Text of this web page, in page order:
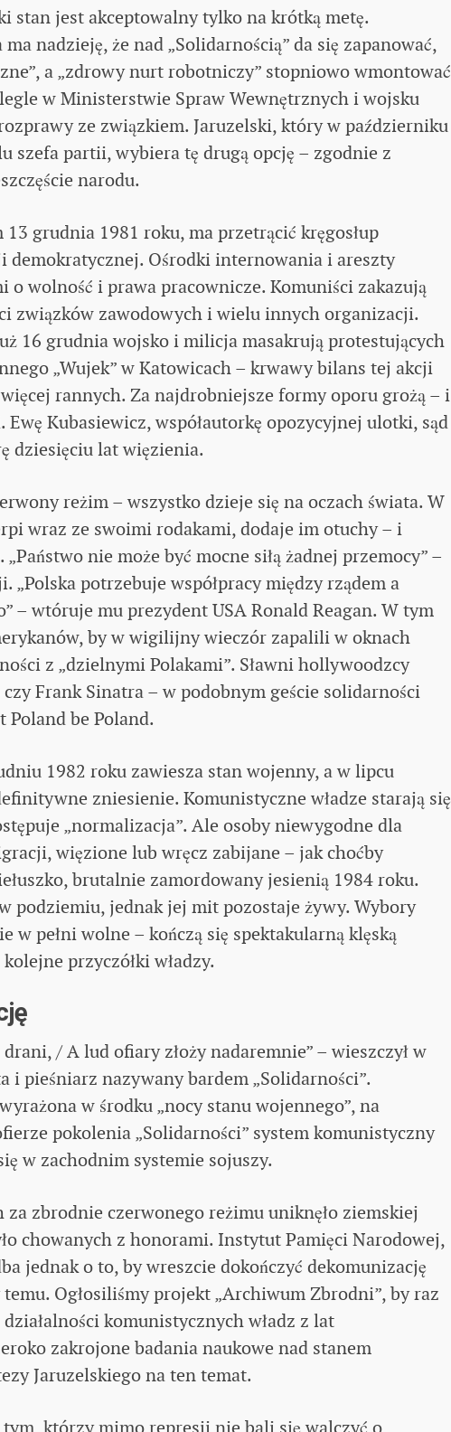
stan jest akceptowalny tylko na krótką metę.
nadzieję, że nad „Solidarnością” da się zapanować,
a „zdrowy nurt robotniczy” stopniowo wmontować
w Ministerstwie Spraw Wewnętrznych i wojsku
ze związkiem. Jaruzelski, który w październiku
szefa partii, wybiera tę drugą opcję – zgodnie z
narodu.
grudnia 1981 roku, ma przetrącić kręgosłup
demokratycznej. Ośrodki internowania i areszty
o wolność i prawa pracownicze. Komuniści zakazują
związków zawodowych i wielu innych organizacji.
16 grudnia wojsko i milicja masakrują protestujących
„Wujek” w Katowicach – krwawy bilans tej akcji
rannych. Za najdrobniejsze formy oporu grożą – i
Ewę Kubasiewicz, współautorkę opozycyjnej ulotki, sąd
dziesięciu lat więzienia.
reżim – wszystko dzieje się na oczach świata. W
wraz ze swoimi rodakami, dodaje im otuchy – i
nie może być mocne siłą żadnej przemocy” –
„Polska potrzebuje współpracy między rządem a
– wtóruje mu prezydent USA Ronald Reagan. W tym
by w wigilijny wieczór zapalili w oknach
z „dzielnymi Polakami”. Sławni hollywoodzcy
Frank Sinatra – w podobnym geście solidarności
be Poland.
1982 roku zawiesza stan wojenny, a w lipcu
zniesienie. Komunistyczne władze starają się
„normalizacja”. Ale osoby niewygodne dla
więzione lub wręcz zabijane – jak choćby
brutalnie zamordowany jesienią 1984 roku.
podziemiu, jednak jej mit pozostaje żywy. Wybory
w pełni wolne – kończą się spektakularną klęską
przyczółki władzy.
/ A lud ofiary złoży nadaremnie” – wieszczył w
i pieśniarz nazywany bardem „Solidarności”.
w środku „nocy stanu wojennego”, na
pokolenia „Solidarności” system komunistyczny
w zachodnim systemie sojuszy.
zbrodnie czerwonego reżimu uniknęło ziemskiej
chowanych z honorami. Instytut Pamięci Narodowej,
jednak o to, by wreszcie dokończyć dekomunizację
Ogłosiliśmy projekt „Archiwum Zbrodni”, by raz
komunistycznych władz z lat
zakrojone badania naukowe nad stanem
Jaruzelskiego na ten temat.
którzy mimo represji nie bali się walczyć o